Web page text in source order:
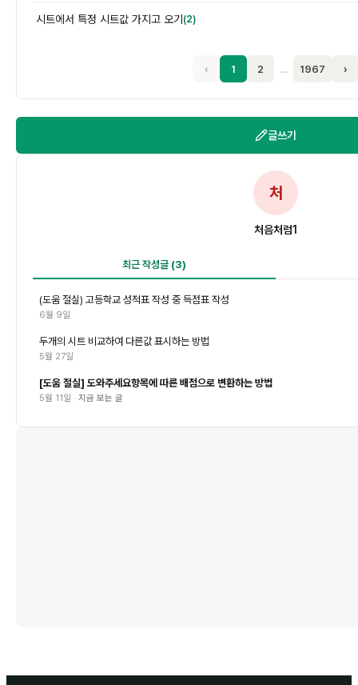
시트에서 특정 시트값 가지고 오기 (2)
‹ 1 2 … 1967 ›
글쓰기
처
처음처럼1
최근 작성글 (3)
(도움 절실) 고등학교 성적표 작성 중 득점표 작성
6월 9일
두개의 시트 비교하여 다른값 표시하는 방법
5월 27일
[도움 절실] 도와주세요항목에 따른 배점으로 변환하는 방법
5월 11일 · 지금 보는 글